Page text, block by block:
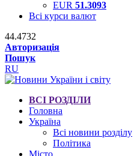
EUR 51.3093
Всі курси валют
44.4732
Авторизація
Пошук
RU
ВСІ РОЗДІЛИ
Головна
Україна
Всі новини розділу
Політика
Місто